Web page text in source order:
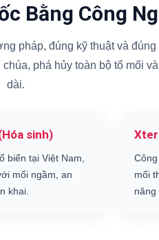
Bằng Công
pháp, đúng kỹ thuật và
phá hủy toàn bộ tổ mối
dài.
sinh)
biến tại Việt Nam,
mối ngầm, an
khai.
mối
năng